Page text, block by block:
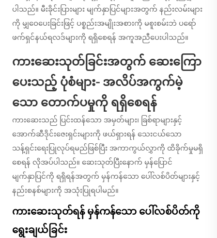
ပါသည်။ မီးခိုင်းပြားများ မျက်နှာပြင်များအတွက် နည်းလမ်းများ
ကို မျှဝေပေးခြင်းဖြင့် ပစ္စည်းအမျိုးအစားကို မစူးစမ်းဘဲ ပရော်
ဖက်ရှင်နယ်ရလဒ်များကို ရရှိစေရန် အကူအညီပေးပါသည်။
ကားဆေးသုတ်ခြင်းအတွက် ဆေးကြော
ပေးသည့် ပုံစံများ- အလိပ်အကွက်မဲ့
သော တောက်ပမှုကို ရရှိစေရန်
ကားဆေးသည် ပြင်းထန်သော အမှတ်များ၊ ခြစ်ရာများနှင့်
အောက်ဆီဒိုင်းဇေးရှင်းများကို ဖယ်ရှားရန် သေးငယ်သော
သန့်ရှင်းရေးပြုလုပ်ရမည်ဖြစ်ပြီး အကာကွယ်လွှာကို ထိခိုက်မှုမရှိ
စေရန် လိုအပ်ပါသည်။ ဆေးသုတ်ပြီးနောက် မှန်ပြောင်
မျက်နှာပြင်ကို ရရှိရန်အတွက် မှန်ကန်သော ပေါ်လစ်ပိတ်များနှင့်
နည်းစနစ်များကို အသုံးပြုရပါမည်။
ကားဆေးသုတ်ရန် မှန်ကန်သော ပေါ်လစ်ပိတ်ကို
ရွေးချယ်ခြင်း